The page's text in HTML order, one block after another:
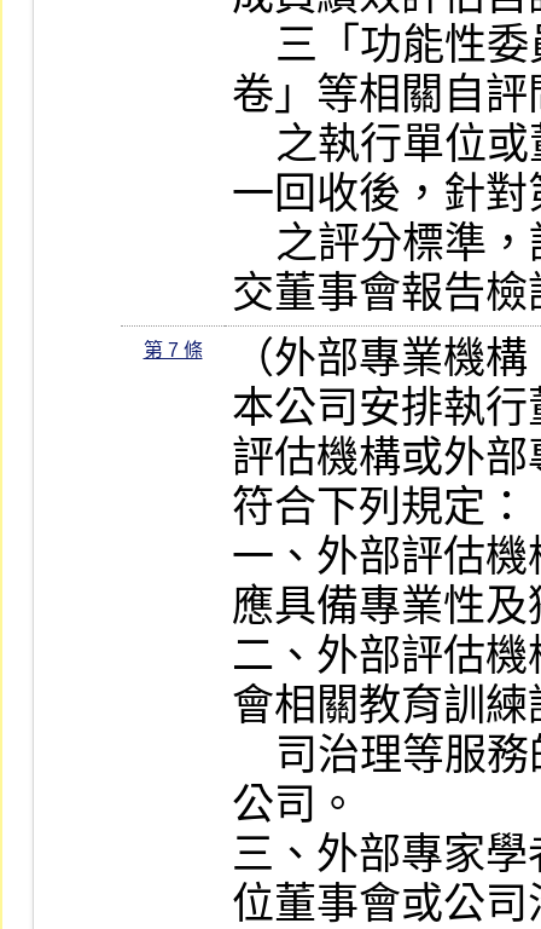
卷」等相關自
一回收後，針
交董事會報告
第 7 條
（外部專業機
本公司安排執
評估機構或外
符合下列規定：
一、外部評估
應具備專業性及
二、外部評估
會相關教育訓
公司。
三、外部專家
位董事會或公